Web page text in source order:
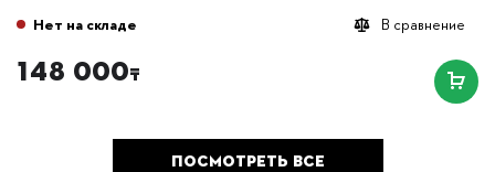
В сравнение
Нет на складе
148 000₸
ПОСМОТРЕТЬ ВСЕ